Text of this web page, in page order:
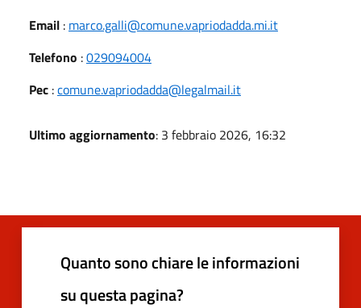
Email : marco.galli@comune.vapriodadda.mi.it
Telefono :029094004
Pec :comune.vapriodadda@legalmail.it
Ultimo aggiornamento: 3 febbraio 2026, 16:32
Quanto sono chiare le informazioni
su questa pagina?